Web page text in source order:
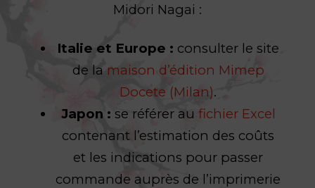
Midori Nagai :
Italie et Europe : consulter le site
de la maison d’édition Mimep
Docete (Milan).
Japon : se référer au fichier Excel
contenant l’estimation des coûts
et les indications pour passer
commande auprès de l’imprimerie